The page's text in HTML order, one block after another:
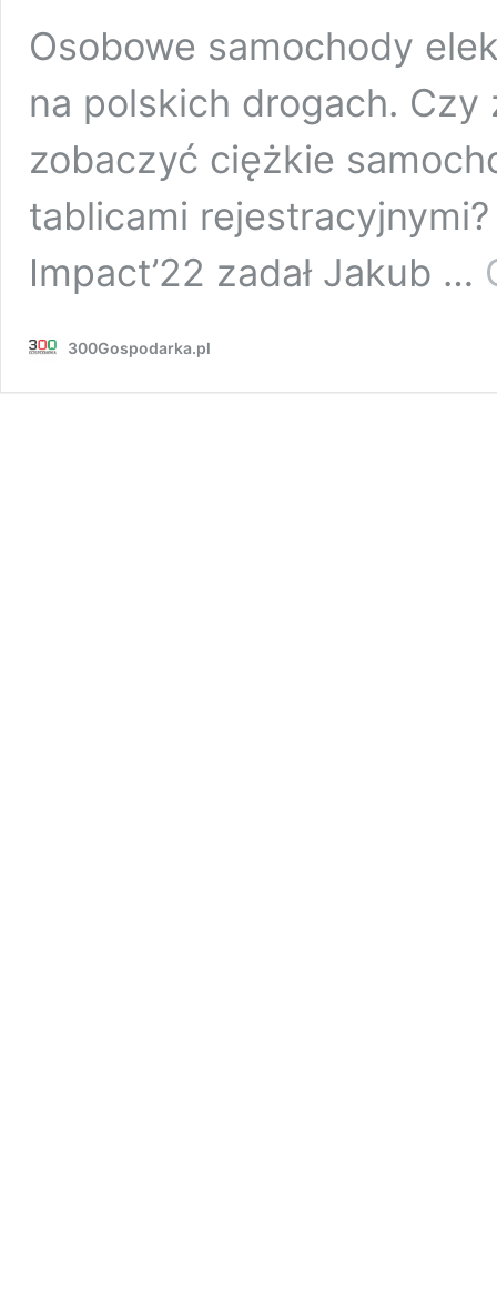
Osobowe samochody
na polskich drogach. Czy
zobaczyć ciężkie
tablicami
Impact’22 zadał Jakub …
300Gospodarka.pl